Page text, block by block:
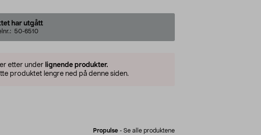
har utgått
50-6510
etter under lignende produkter.
produktet lengre ned på denne siden.
Propulse - Se alle produktene